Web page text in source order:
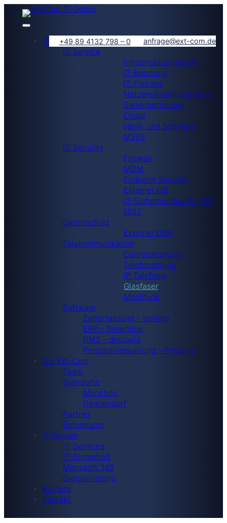
+49 89 4132 798 – 0 anfrage@ext-com.de
IT-Lösungen
IT-Service
Infrastrukturanalyse
IT-Beratung
IT-Flatrate
Netzwerkadministration
Serverbetreuung
Cloud
Hard- und Software
M365
IT-Security
Firewall
MDM
Endpoint Security
Externer ISB
IT-Sicherheitsaudit (ITQ)
NIS2
Datenschutz
Externer DSB
Telekommunikation
Carrierberatung
Telefonanlage
IP-Telefonie
Glasfaser
Mobilfunk
Software
Zeiterfassung – venabo
ERP – Selectline
DMS – docuvita
Personalverwaltung – Personio
Die Ext-Com
Team
Standorte
München
Deggendorf
Partner
Referenzen
IT Wissen
IT-Services
IT-Sicherheit
Microsoft 365
Digitalisierung
Karriere
Kontakt